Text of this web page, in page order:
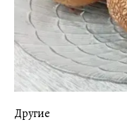
Другие